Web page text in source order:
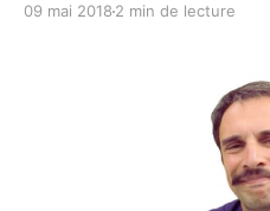
09 mai 2018 2 min de lecture